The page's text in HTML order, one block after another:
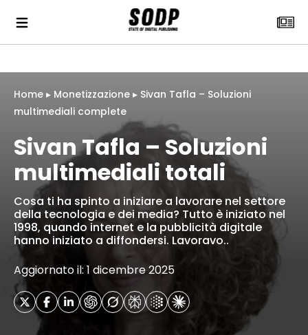
Home ▸ Monetizzazione ▸ Sivan Tafla – Soluzioni
multimediali complete
Sivan Tafla – Soluzioni
multimediali totali
Cosa ti ha spinto a iniziare a lavorare nel settore
della tecnologia e dei media? Tutto è iniziato nel
1998, quando internet e la pubblicità digitale
hanno iniziato a diffondersi. Lavoravo..
Aggiornato il: 1 dicembre 2025